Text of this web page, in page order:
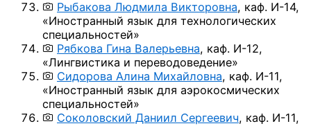
Рыбакова Людмила Викторовна, каф. И-14,
«Иностранный язык для технологических
специальностей»
Рябкова Гина Валерьевна, каф. И-12,
«Лингвистика и переводоведение»
Сидорова Алина Михайловна, каф. И-11,
«Иностранный язык для аэрокосмических
специальностей»
Соколовский Даниил Сергеевич, каф. И-11,